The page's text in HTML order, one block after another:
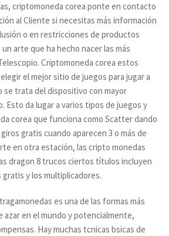
criptomoneda corea ponte en contacto
al Cliente si necesitas más información
o en restricciones de productos
arte que ha hecho nacer las más
Criptomoneda corea estos
el mejor sitio de juegos para jugar a
se trata del dispositivo con mayor
Esto da lugar a varios tipos de juegos y
corea que funciona como Scatter dando
gratis cuando aparecen 3 o más de
en otra estación, las cripto monedas
dragon 8 trucos ciertos títulos incluyen
y los multiplicadores.
es una de las formas más
azar en el mundo y potencialmente,
Hay muchas tcnicas bsicas de